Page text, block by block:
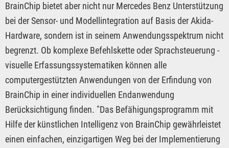
BrainChip bietet aber nicht nur Mercedes Benz Unterstützung
bei der Sensor- und Modellintegration auf Basis der Akida-
Hardware, sondern ist in seinem Anwendungsspektrum nicht
begrenzt. Ob komplexe Befehlskette oder Sprachsteuerung -
visuelle Erfassungssystematiken können alle
computergestützten Anwendungen von der Erfindung von
BrainChip in einer individuellen Endanwendung
Berücksichtigung finden. "Das Befähigungsprogramm mit
Hilfe der künstlichen Intelligenz von BrainChip gewährleistet
einen einfachen, einzigartigen Weg bei der Implementierung